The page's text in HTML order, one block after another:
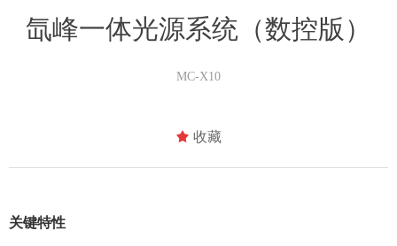
氙峰一体光源系统（数控版）
MC-X10
关键特性
끄 收藏